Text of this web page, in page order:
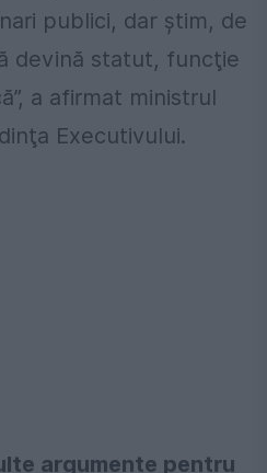
publici, dar ştim, de
devină statut, funcţie
a afirmat ministrul
Executivului.
argumente pentru